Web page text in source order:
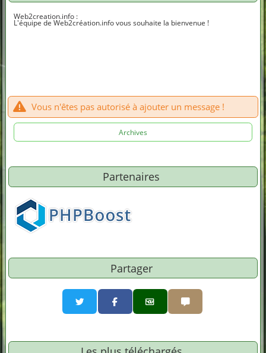
Web2creation.info :
L'équipe de Web2création.info vous souhaite la bienvenue !
Vous n'êtes pas autorisé à ajouter un message !
Archives
Partenaires
Partager
Partager par email